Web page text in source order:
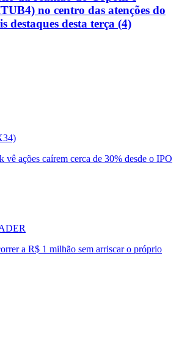
no centro das atenções do
destaques desta terça (4)
vê ações caírem cerca de 30% desde o IPO
a R$ 1 milhão sem arriscar o próprio